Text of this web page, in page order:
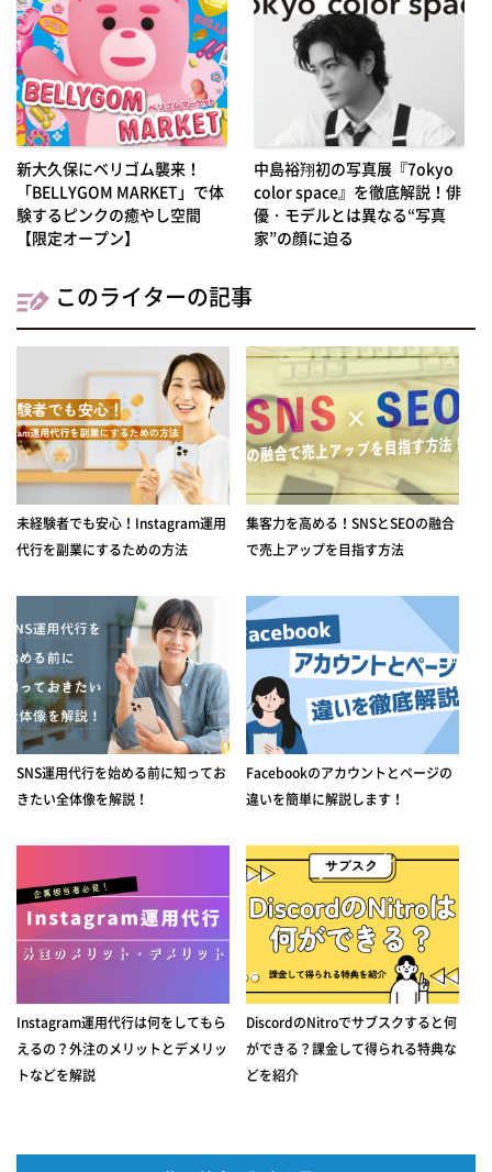
新大久保にベリゴム襲来！
「BELLYGOM MARKET」で体
験するピンクの癒やし空間
【限定オープン】
中島裕翔初の写真展『7okyo
color space』を徹底解説！俳
優・モデルとは異なる“写真
家”の顔に迫る
このライターの記事
未経験者でも安心！Instagram運用
代行を副業にするための方法
集客力を高める！SNSとSEOの融合
で売上アップを目指す方法
SNS運用代行を始める前に知ってお
きたい全体像を解説！
Facebookのアカウントとページの
違いを簡単に解説します！
Instagram運用代行は何をしてもら
えるの？外注のメリットとデメリッ
トなどを解説
DiscordのNitroでサブスクすると何
ができる？課金して得られる特典な
どを紹介